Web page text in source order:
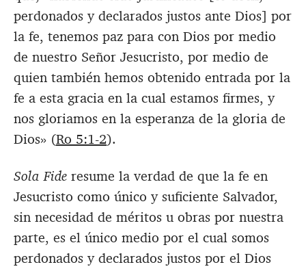
perdonados y declarados justos ante Dios] por
la fe, tenemos paz para con Dios por medio
de nuestro Señor Jesucristo, por medio de
quien también hemos obtenido entrada por la
fe a esta gracia en la cual estamos firmes, y
nos gloriamos en la esperanza de la gloria de
Dios» (Ro 5:1-2).
Sola Fide resume la verdad de que la fe en
Jesucristo como único y suficiente Salvador,
sin necesidad de méritos u obras por nuestra
parte, es el único medio por el cual somos
perdonados y declarados justos por el Dios